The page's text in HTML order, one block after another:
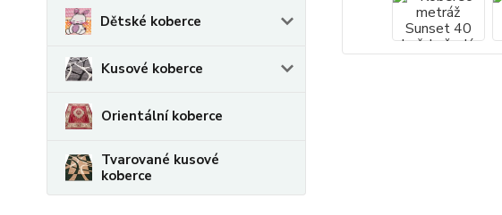
Dětské koberce
Kusové koberce
Orientální koberce
Tvarované kusové
koberce